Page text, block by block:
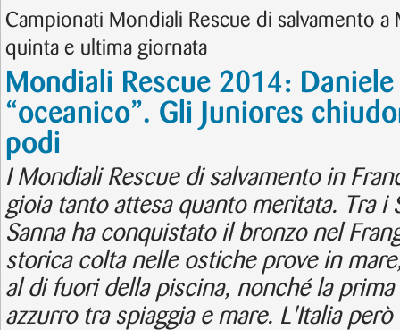
Campionati Mondiali Rescue di salvamento a
quinta e ultima giornata
Mondiali Rescue 2014:
“oceanico”. Gli Juniores
podi
I Mondiali Rescue di salvamento in
gioia tanto attesa quanto meritata. Tra i
Sanna ha conquistato il bronzo nel
storica colta nelle ostiche prove in
al di fuori della piscina, nonché la
azzurro tra spiaggia e mare. L'Italia